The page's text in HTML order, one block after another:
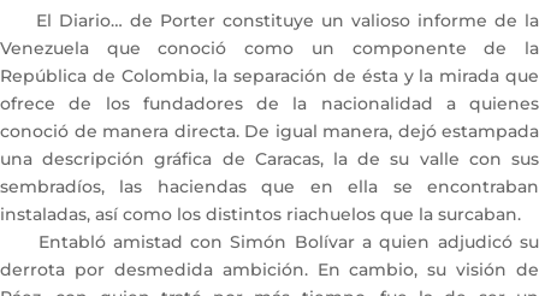
El Diario… de Porter constituye un valioso informe de la
Venezuela que conoció como un componente de la
República de Colombia, la separación de ésta y la mirada que
ofrece de los fundadores de la nacionalidad a quienes
conoció de manera directa. De igual manera, dejó estampada
una descripción gráfica de Caracas, la de su valle con sus
sembradíos, las haciendas que en ella se encontraban
instaladas, así como los distintos riachuelos que la surcaban.
Entabló amistad con Simón Bolívar a quien adjudicó su
derrota por desmedida ambición. En cambio, su visión de